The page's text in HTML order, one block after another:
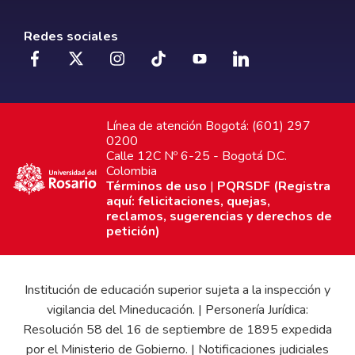
Redes sociales
Línea de atención Bogotá: (601) 297
0200
Calle 12C Nº 6-25 - Bogotá D.C.
Colombia
Términos de uso | PQRSDF (Registra
aquí: felicitaciones, quejas,
reclamos, sugerencias y derechos de
petición)
Institución de educación superior sujeta a la inspección y
vigilancia del Mineducación. | Personería Jurídica:
Resolución 58 del 16 de septiembre de 1895 expedida
por el Ministerio de Gobierno. | Notificaciones judiciales